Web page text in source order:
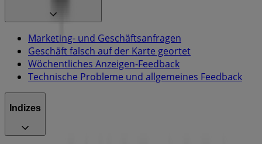
Marketing- und Geschäftsanfragen
Geschäft falsch auf der Karte geortet
Wöchentliches Anzeigen-Feedback
Technische Probleme und allgemeines Feedback
Indizes